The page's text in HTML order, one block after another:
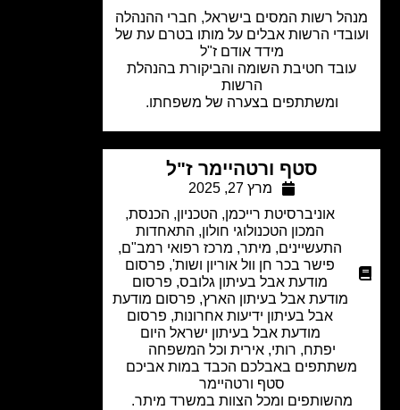
רשות המסים בישראל, חברי ההנהלה
הרשות אבלים על מותו בטרם עת של
מידד אודם ז"ל
חטיבת השומה והביקורת בהנהלת
ומשתתפים בצערה של משפחתו.
סטף ורטהיימר ז"ל
מרץ 27, 2025
אוניברסיטת רייכמן,הטכניון,הכנסת,
המכון הטכנולוגי חולון,התאחדות
התעשיינים,מיתר,מרכז רפואי רמב"ם,
פישר בכר חן וול אוריון ושות',פרסום
מודעת אבל בעיתון גלובס, פרסום
מודעת אבל בעיתון הארץ,פרסום מודעת
אבל בעיתון ידיעות אחרונות,פרסום
מודעת אבל בעיתון ישראל היום
יפתח, רותי, אירית וכל המשפחה
באבלכם הכבד במות אביכם
סטף ורטהיימר
מהשותפים ומכל הצוות במשרד מיתר.